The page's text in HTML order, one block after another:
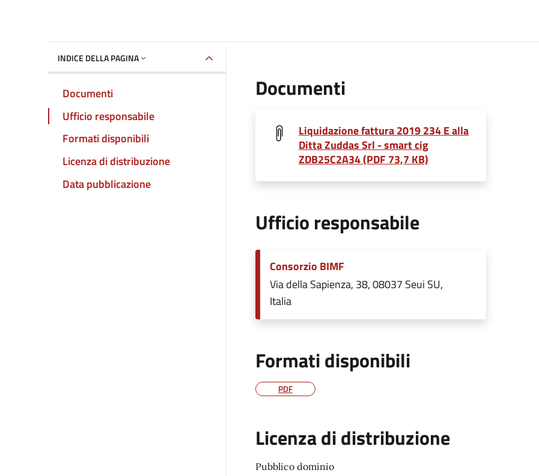
INDICE DELLA PAGINA
Documenti
Ufficio responsabile
Formati disponibili
Licenza di distribuzione
Data pubblicazione
Documenti
Liquidazione fattura 2019 234 E alla
Ditta Zuddas Srl - smart cig
ZDB25C2A34 (PDF 73,7 KB)
Ufficio responsabile
Consorzio BIMF
Via della Sapienza, 38, 08037 Seui SU,
Italia
Formati disponibili
PDF
Licenza di distribuzione
Pubblico dominio